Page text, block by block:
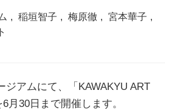
, 稲垣智子 , 梅原徹 , 宮本華子 ,
ジアムにて、「KAWAKYU ART
月30日まで開催します。